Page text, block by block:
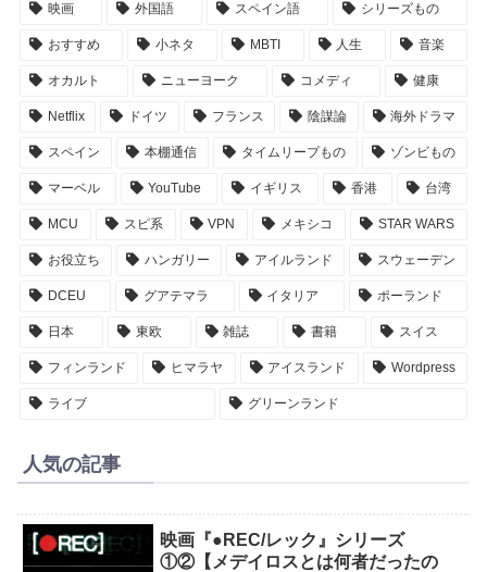
映画 外国語 スペイン語 シリーズもの
おすすめ 小ネタ MBTI 人生 音楽
オカルト ニューヨーク コメディ 健康
Netflix ドイツ フランス 陰謀論 海外ドラマ
スペイン 本棚通信 タイムリープもの ゾンビもの
マーベル YouTube イギリス 香港 台湾
MCU スピ系 VPN メキシコ STAR WARS
お役立ち ハンガリー アイルランド スウェーデン
DCEU グアテマラ イタリア ポーランド
日本 東欧 雑誌 書籍 スイス
フィンランド ヒマラヤ アイスランド Wordpress
ライブ グリーンランド
人気の記事
映画『●REC/レック』シリーズ
①②【メデイロスとは何者だったの